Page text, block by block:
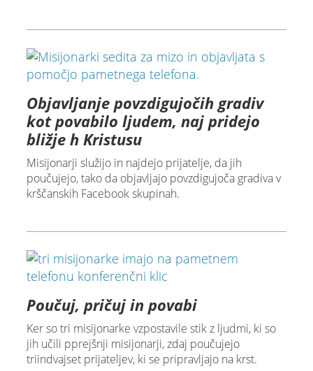
Objavljanje povzdigujočih gradiv
kot povabilo ljudem, naj pridejo
bližje h Kristusu
Misijonarji služijo in najdejo prijatelje, da jih
poučujejo, tako da objavljajo povzdigujoča gradiva v
krščanskih Facebook skupinah.
Poučuj, pričuj in povabi
Ker so tri misijonarke vzpostavile stik z ljudmi, ki so
jih učili pprejšnji misijonarji, zdaj poučujejo
triindvajset prijateljev, ki se pripravljajo na krst.